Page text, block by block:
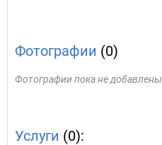
Фотографии (0)
Фотографии пока не добавлены
Услуги (0):